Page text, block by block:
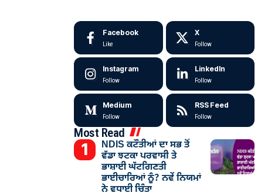
Facebook
Like
X
Follow
Instagram
Follow
LinkedIn
Follow
Medium
Follow
RSS Feed
Follow
Most Read
NDIS ਕਟੌਤੀਆਂ ਦਾ ਸਭ ਤੋਂ
ਵੱਡਾ ਝਟਕਾ ਪਰਵਾਸੀ ਤੇ
ਭਾਸ਼ਾਈ ਘੱਟਗਿਣਤੀ
ਭਾਈਚਾਰਿਆਂ ਨੂੰ? ਨਵੇਂ ਨਿਯਮਾਂ
ਨੇ ਵਧਾਈ ਚਿੰਤਾ